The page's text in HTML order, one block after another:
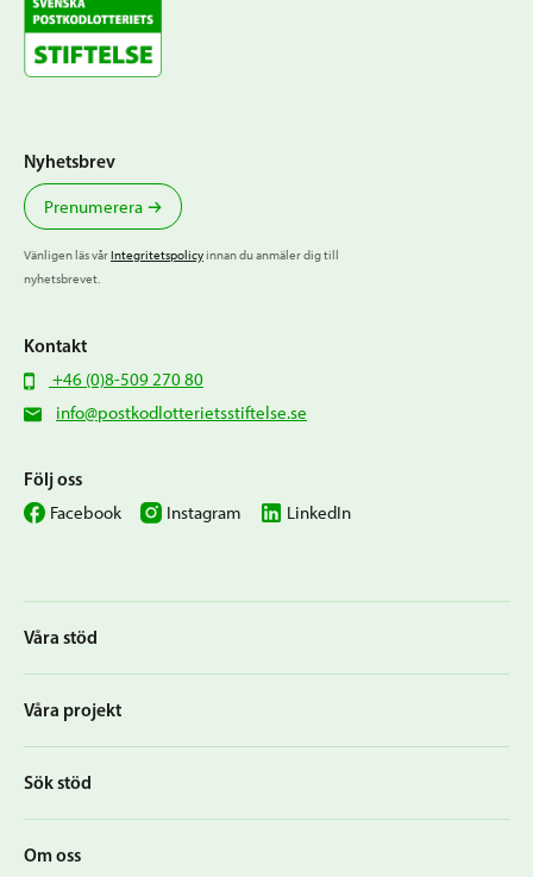
Våra stöd
Våra projekt
Sök stöd
Om oss
Nyhetsbrev
Prenumerera
Vänligen läs vårIntegritetspolicyinnan du anmäler dig till
nyhetsbrevet.
Kontakt
+46 (0)8-509 270 80
info@postkodlotterietsstiftelse.se
Följ oss
Facebook Instagram LinkedIn